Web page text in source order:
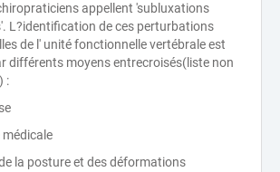
appellent 'subluxations
L?identification de ces perturbations
de l' unité fonctionnelle vertébrale est
différents moyens entrecroisés(liste non
:
médicale
la posture et des déformations